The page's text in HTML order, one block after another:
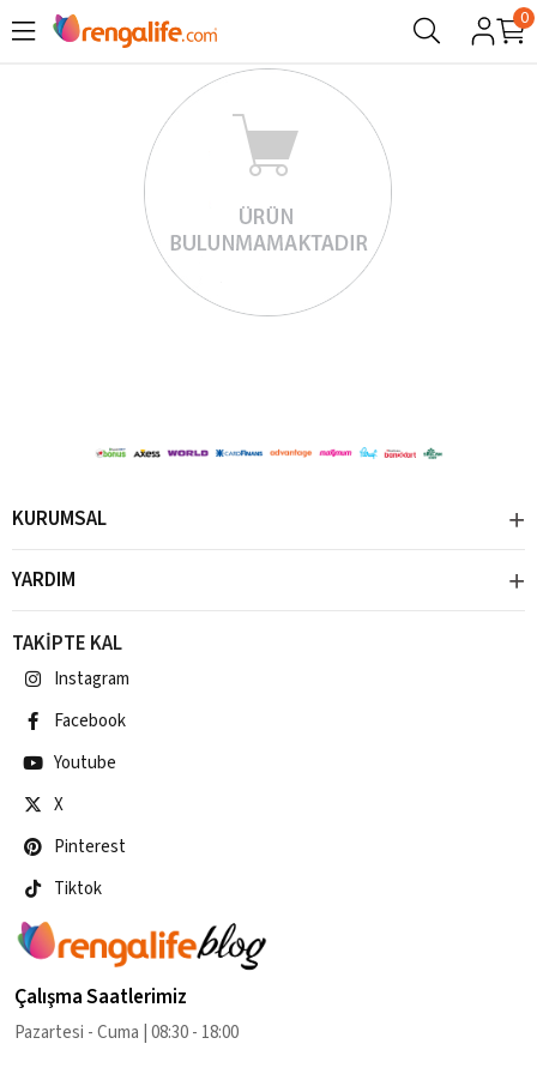
0
KURUMSAL
YARDIM
TAKİPTE KAL
Instagram
Facebook
Youtube
X
Pinterest
Tiktok
Çalışma Saatlerimiz
Pazartesi - Cuma | 08:30 - 18:00